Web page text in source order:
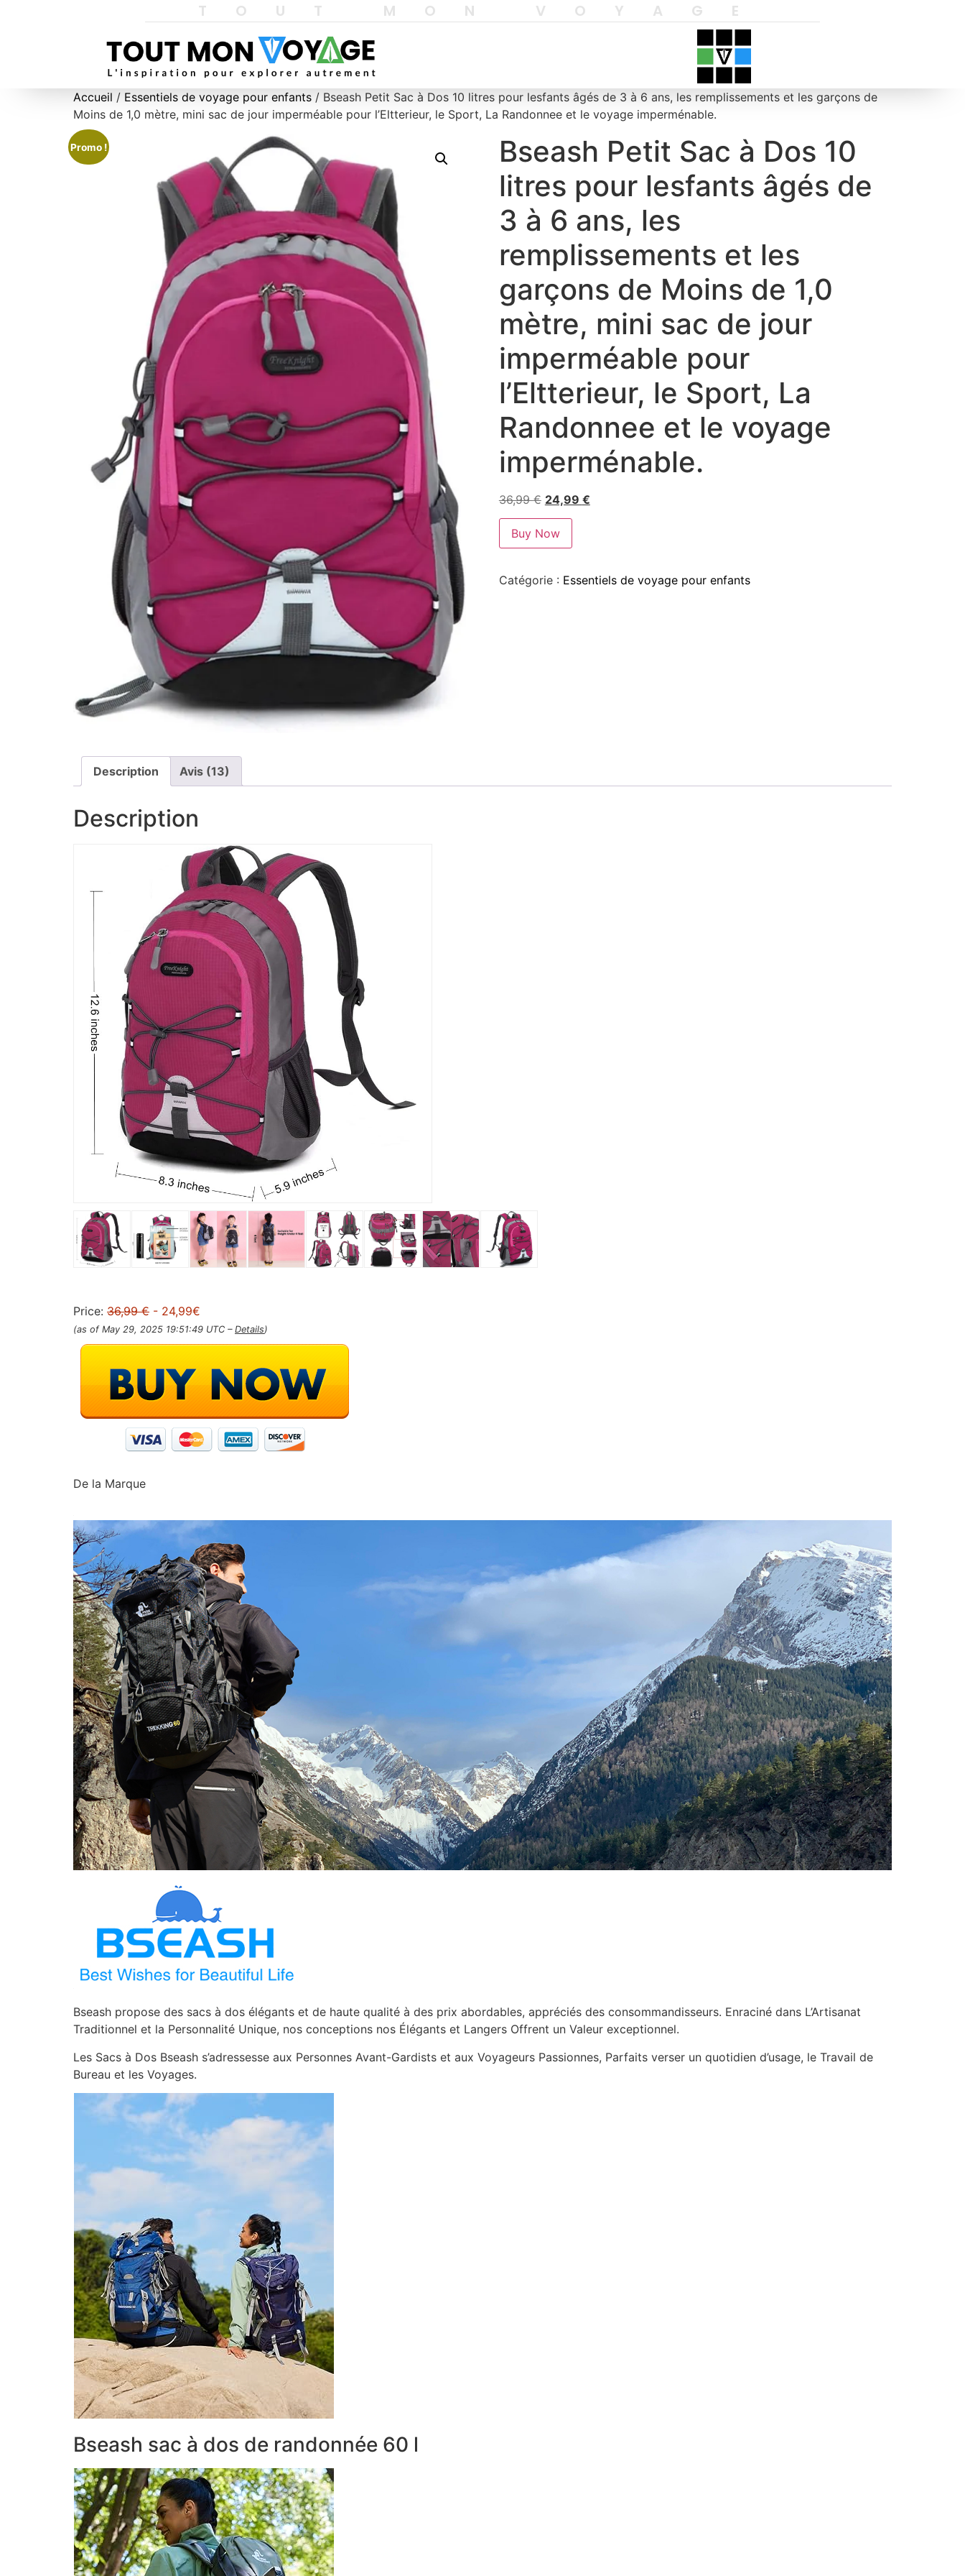
TOUT MON VOYAGE
Accueil / Essentiels de voyage pour enfants / Bseash Petit Sac à Dos 10 litres pour lesfants âgés de 3 à 6 ans, les remplissements et les garçons de
Moins de 1,0 mètre, mini sac de jour imperméable pour l’Eltterieur, le Sport, La Randonnee et le voyage imperménable.
Promo !
Bseash Petit Sac à Dos 10
litres pour lesfants âgés de
3 à 6 ans, les
remplissements et les
garçons de Moins de 1,0
mètre, mini sac de jour
imperméable pour
l’Eltterieur, le Sport, La
Randonnee et le voyage
imperménable.
36,99€ 24,99 €
Buy Now
Catégorie : Essentiels de voyage pour enfants
Description Avis (13)
Description
Price: 36,99 € - 24,99€
(as of May 29, 2025 19:51:49 UTC – Details)
De la Marque
Bseash propose des sacs à dos élégants et de haute qualité à des prix abordables, appréciés des consommandisseurs. Enraciné dans L’Artisanat
Traditionnel et la Personnalité Unique, nos conceptions nos Élégants et Langers Offrent un Valeur exceptionnel.
Les Sacs à Dos Bseash s’adressesse aux Personnes Avant-Gardists et aux Voyageurs Passionnes, Parfaits verser un quotidien d’usage, le Travail de
Bureau et les Voyages.
Bseash sac à dos de randonnée 60 l